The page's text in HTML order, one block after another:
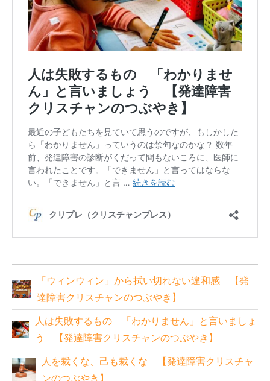
「ウィンウィン」から拭い切れない違和感 【発
達障害クリスチャンのつぶやき】
人は失敗するもの 「わかりません」と言いましょ
う 【発達障害クリスチャンのつぶやき】
人を裁くな、己も裁くな 【発達障害クリスチャ
ンのつぶやき】